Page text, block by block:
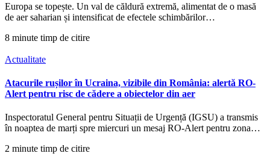
Europa se topește. Un val de căldură extremă, alimentat de o masă
de aer saharian și intensificat de efectele schimbărilor…
8 minute timp de citire
Actualitate
Atacurile rușilor în Ucraina, vizibile din România: alertă RO-
Alert pentru risc de cădere a obiectelor din aer
Inspectoratul General pentru Situații de Urgență (IGSU) a transmis
în noaptea de marți spre miercuri un mesaj RO-Alert pentru zona…
2 minute timp de citire